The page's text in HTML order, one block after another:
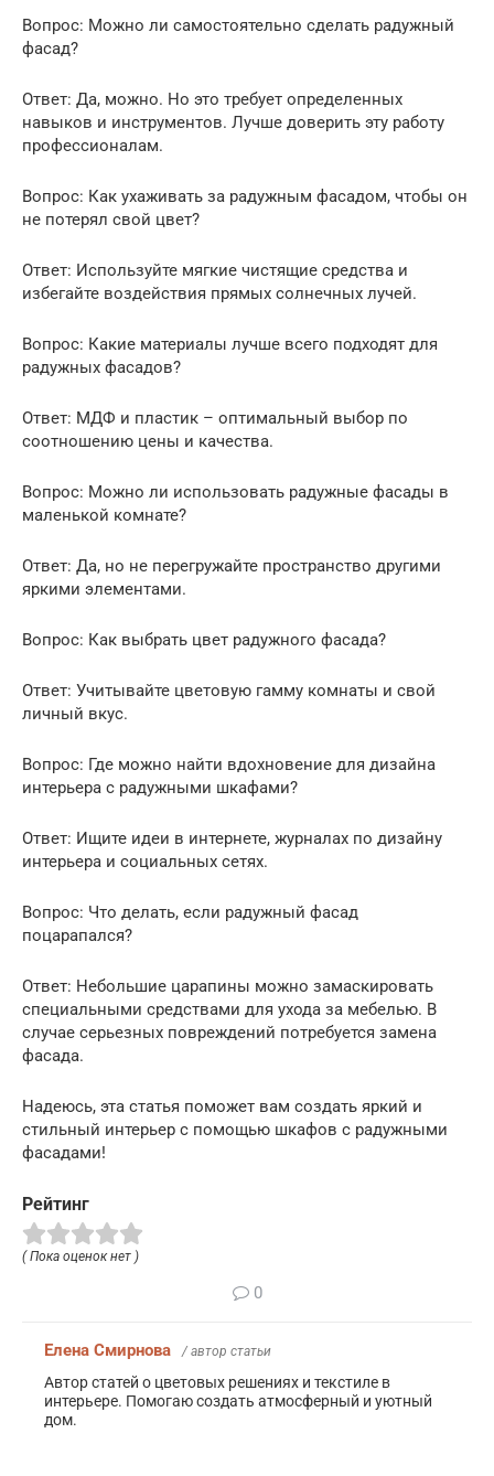
Вопрос: Можно ли самостоятельно сделать радужный
фасад?
Ответ: Да, можно. Но это требует определенных
навыков и инструментов. Лучше доверить эту работу
профессионалам.
Вопрос: Как ухаживать за радужным фасадом, чтобы он
не потерял свой цвет?
Ответ: Используйте мягкие чистящие средства и
избегайте воздействия прямых солнечных лучей.
Вопрос: Какие материалы лучше всего подходят для
радужных фасадов?
Ответ: МДФ и пластик – оптимальный выбор по
соотношению цены и качества.
Вопрос: Можно ли использовать радужные фасады в
маленькой комнате?
Ответ: Да, но не перегружайте пространство другими
яркими элементами.
Вопрос: Как выбрать цвет радужного фасада?
Ответ: Учитывайте цветовую гамму комнаты и свой
личный вкус.
Вопрос: Где можно найти вдохновение для дизайна
интерьера с радужными шкафами?
Ответ: Ищите идеи в интернете, журналах по дизайну
интерьера и социальных сетях.
Вопрос: Что делать, если радужный фасад
поцарапался?
Ответ: Небольшие царапины можно замаскировать
специальными средствами для ухода за мебелью. В
случае серьезных повреждений потребуется замена
фасада.
Надеюсь, эта статья поможет вам создать яркий и
стильный интерьер с помощью шкафов с радужными
фасадами!
Рейтинг
( Пока оценок нет )
0
Елена Смирнова / автор статьи
Автор статей о цветовых решениях и текстиле в
интерьере. Помогаю создать атмосферный и уютный
дом.